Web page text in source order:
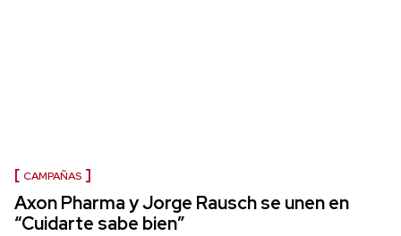
CAMPAÑAS
Axon Pharma y Jorge Rausch se unen en
“Cuidarte sabe bien”